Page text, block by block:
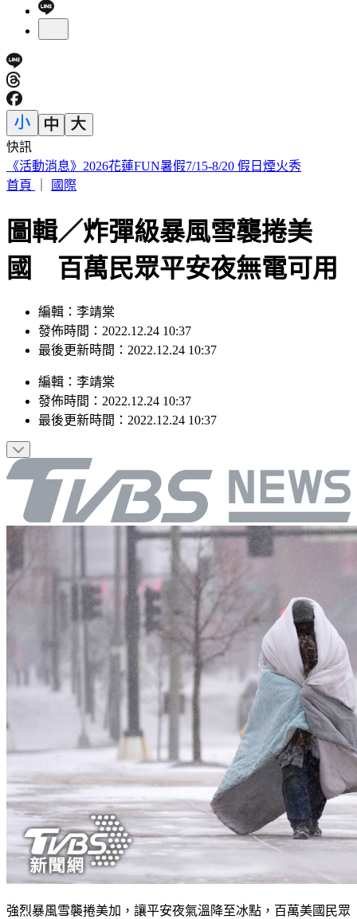
快訊
白海豚減弱為輕颱 暴風圈逐漸縮小
首頁
國際
圖輯／炸彈級暴風雪襲捲美
國 百萬民眾平安夜無電可用
編輯：李靖棠
發佈時間：2022.12.24 10:37
最後更新時間：2022.12.24 10:37
編輯 ： 李靖棠
發佈時間： 2022.12.24 10:37
最後更新時間： 2022.12.24 10:37
強烈暴風雪襲捲美加，讓平安夜氣溫降至冰點，百萬美國民眾